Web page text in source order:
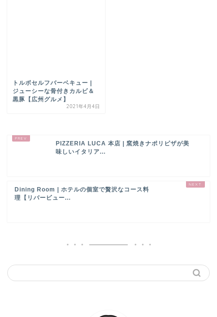
トルボセルフバーベキュー |
ジューシーな骨付きカルビ＆
黒豚【広州グルメ】
2021年4月4日
PIZZERIA LUCA 本店 | 窯焼きナポリピザが美
味しいイタリア...
Dining Room | ホテルの個室で贅沢なコース料
理【リバービュー...